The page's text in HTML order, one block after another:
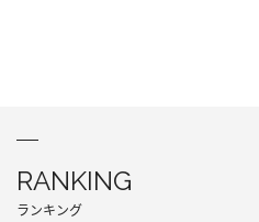
RANKING
ランキング